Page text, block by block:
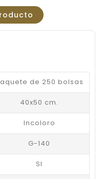
de 250 bolsas
40x50 cm.
Incoloro
G-140
SI